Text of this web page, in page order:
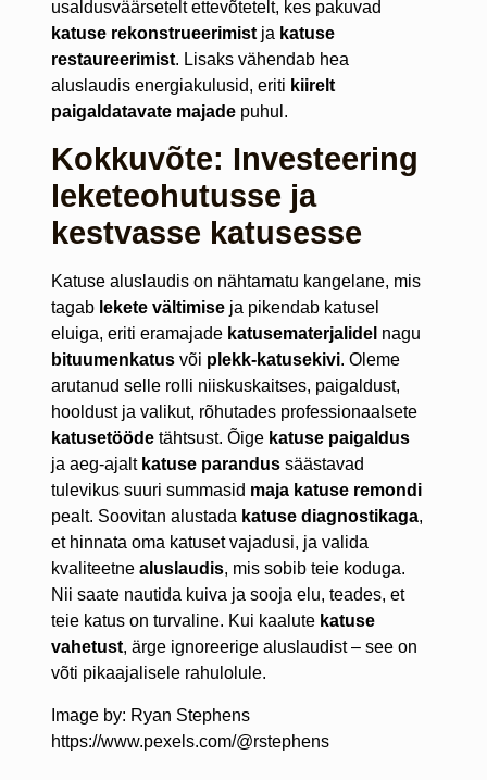
usaldusväärsetelt ettevõtetelt, kes pakuvad
katuse rekonstrueerimistja katuse
restaureerimist. Lisaks vähendab hea
aluslaudis energiakulusid, eriti kiirelt
paigaldatavate majadepuhul.
Kokkuvõte: Investeering
leketeohutusse ja
kestvasse katusesse
Katuse aluslaudis on nähtamatu kangelane, mis
tagab lekete vältimiseja pikendab katusel
eluiga, eriti eramajade katusematerjalidel nagu
bituumenkatusvõi plekk-katusekivi. Oleme
arutanud selle rolli niiskuskaitses, paigaldust,
hooldust ja valikut, rõhutades professionaalsete
katusetöödetähtsust. Õige katuse paigaldus
ja aeg-ajalt katuse parandussäästavad
tulevikus suuri summasid maja katuse remondi
pealt. Soovitan alustada katuse diagnostikaga,
et hinnata oma katuset vajadusi, ja valida
kvaliteetne aluslaudis, mis sobib teie koduga.
Nii saate nautida kuiva ja sooja elu, teades, et
teie katus on turvaline. Kui kaalute katuse
vahetust, ärge ignoreerige aluslaudist – see on
võti pikaajalisele rahulolule.
Image by: Ryan Stephens
https://www.pexels.com/@rstephens